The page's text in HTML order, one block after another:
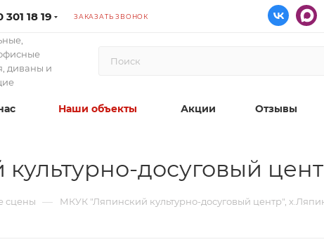
301 18 19 ЗАКАЗАТЬ ЗВОНОК
диваны и
Наши объекты Акции Отзывы
досуговый
сцены — МКУК "Ляпинский культурно-досуговый центр",